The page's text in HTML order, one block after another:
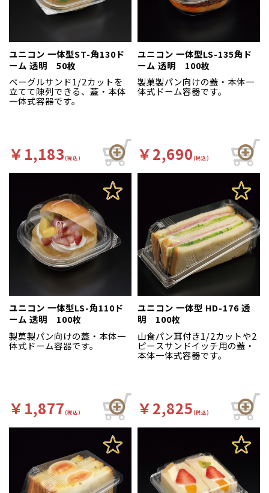
ユニコン 一体型ST-角130ド
ーム 透明 50枚
ベーグルサンド1/2カットを
立てて陳列できる、蓋・本体
一体式容器です。
￥1,183(税込)
ユニコン 一体型LS-135角ド
ーム 透明 100枚
製菓製パン向けの蓋・本体一
体式ドーム容器です。
￥2,690(税込)
ユニコン 一体型LS-角110ド
ーム 透明 100枚
製菓製パン向けの蓋・本体一
体式ドーム容器です。
￥1,877(税込)
ユニコン 一体型 HD-176 透
明 100枚
山食パン耳付き1/2カットや2
ピースサンドイッチ用の蓋・
本体一体式容器です。
￥2,825(税込)